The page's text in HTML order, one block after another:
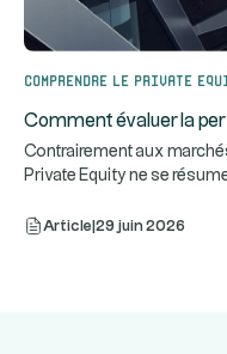
Comprendre le Private
Comment évaluer la
Contrairement aux
Private Equity ne se
Article 29 juin 2026